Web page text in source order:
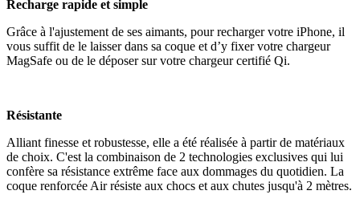
Recharge rapide et simple
Grâce à l'ajustement de ses aimants, pour recharger votre iPhone, il
vous suffit de le laisser dans sa coque et d’y fixer votre chargeur
MagSafe ou de le déposer sur votre chargeur certifié Qi.
Résistante
Alliant finesse et robustesse, elle a été réalisée à partir de matériaux
de choix. C'est la combinaison de 2 technologies exclusives qui lui
confère sa résistance extrême face aux dommages du quotidien. La
coque renforcée Air résiste aux chocs et aux chutes jusqu'à 2 mètres.